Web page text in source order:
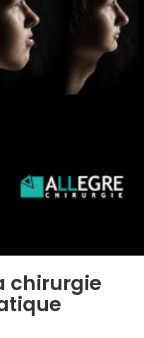
chirurgie